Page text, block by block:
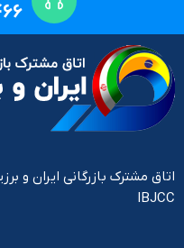
اتاق مشترک بازرگانی ایران و
IBJCC